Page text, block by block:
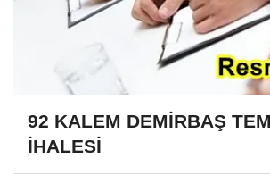
92 KALEM DEMİRBAŞ
İHALESİ